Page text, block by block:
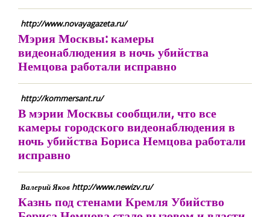
http://www.novayagazeta.ru/
Мэрия Москвы: камеры
видеонаблюдения в ночь убийства
Немцова работали исправно
http://kommersant.ru/
В мэрии Москвы сообщили, что все
камеры городского видеонаблюдения в
ночь убийства Бориса Немцова работали
исправно
Валерий Яков http://www.newizv.ru/
Казнь под стенами Кремля Убийство